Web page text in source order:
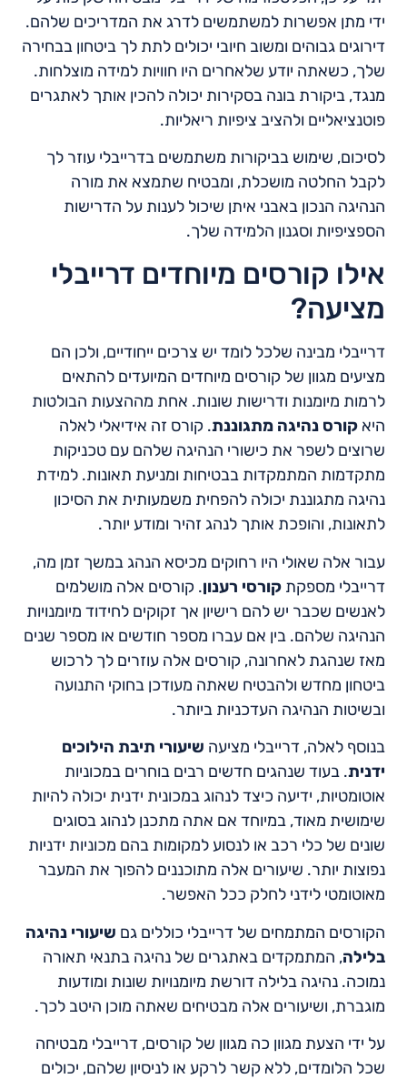
ידי מתן אפשרות למשתמשים לדרג את המדריכים שלהם.
דירוגים גבוהים ומשוב חיובי יכולים לתת לך ביטחון בבחירה
שלך, כשאתה יודע שלאחרים היו חוויות למידה מוצלחות.
מנגד, ביקורת בונה בסקירות יכולה להכין אותך לאתגרים
פוטנציאליים ולהציב ציפיות ריאליות.
לסיכום, שימוש בביקורות משתמשים בדרייבלי עוזר לך
לקבל החלטה מושכלת, ומבטיח שתמצא את מורה
הנהיגה הנכון באבני איתן שיכול לענות על הדרישות
הספציפיות וסגנון הלמידה שלך.
אילו קורסים מיוחדים דרייבלי
מציעה?
דרייבלי מבינה שלכל לומד יש צרכים ייחודיים, ולכן הם
מציעים מגוון של קורסים מיוחדים המיועדים להתאים
לרמות מיומנות ודרישות שונות. אחת מההצעות הבולטות
היא קורס נהיגה מתגוננת. קורס זה אידיאלי לאלה
שרוצים לשפר את כישורי הנהיגה שלהם עם טכניקות
מתקדמות המתמקדות בבטיחות ומניעת תאונות. למידת
נהיגה מתגוננת יכולה להפחית משמעותית את הסיכון
לתאונות, והופכת אותך לנהג זהיר ומודע יותר.
עבור אלה שאולי היו רחוקים מכיסא הנהג במשך זמן מה,
דרייבלי מספקת קורסי רענון. קורסים אלה מושלמים
לאנשים שכבר יש להם רישיון אך זקוקים לחידוד מיומנויות
הנהיגה שלהם. בין אם עברו מספר חודשים או מספר שנים
מאז שנהגת לאחרונה, קורסים אלה עוזרים לך לרכוש
ביטחון מחדש ולהבטיח שאתה מעודכן בחוקי התנועה
ובשיטות הנהיגה העדכניות ביותר.
בנוסף לאלה, דרייבלי מציעה שיעורי תיבת הילוכים
ידנית. בעוד שנהגים חדשים רבים בוחרים במכוניות
אוטומטיות, ידיעה כיצד לנהוג במכונית ידנית יכולה להיות
שימושית מאוד, במיוחד אם אתה מתכנן לנהוג בסוגים
שונים של כלי רכב או לנסוע למקומות בהם מכוניות ידניות
נפוצות יותר. שיעורים אלה מתוכננים להפוך את המעבר
מאוטומטי לידני לחלק ככל האפשר.
הקורסים המתמחים של דרייבלי כוללים גם שיעורי נהיגה
בלילה, המתמקדים באתגרים של נהיגה בתנאי תאורה
נמוכה. נהיגה בלילה דורשת מיומנויות שונות ומודעות
מוגברת, ושיעורים אלה מבטיחים שאתה מוכן היטב לכך.
על ידי הצעת מגוון כה מגוון של קורסים, דרייבלי מבטיחה
שכל הלומדים, ללא קשר לרקע או לניסיון שלהם, יכולים